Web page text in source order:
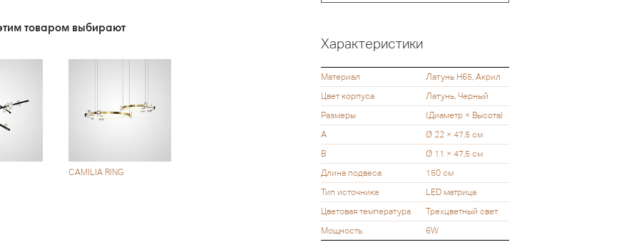
товаром выбирают
CAMILIA RING
Характеристики
Материал
Латунь Н65, Акрил
Цвет корпуса
Латунь, Черный
Размеры
(Диаметр × Высота)
A
Ø 22 × 47,5 см
B
Ø 11 × 47,5 см
Длина подвеса
150 см
Тип источника
LED матрица
Цветовая температура
Трехцветный свет
Мощность
6W